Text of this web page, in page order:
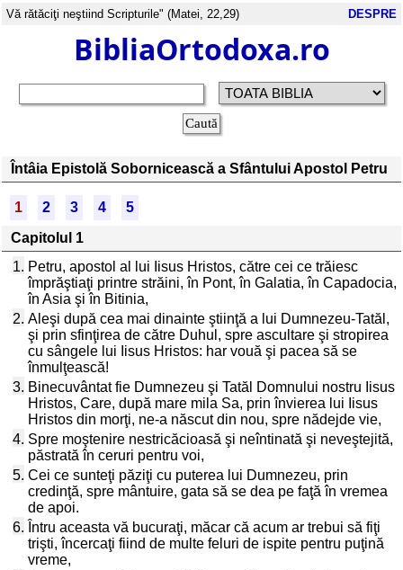
Vă rătăciţi neştiind Scripturile" (Matei, 22,29) DESPRE
BibliaOrtodoxa.ro
Întâia Epistolă Sobornicească a Sfântului Apostol Petru
1 2 3 4
5
Capitolul 1
1. Petru, apostol al lui Iisus Hristos, către cei ce trăiesc
împrăştiaţi printre străini, în Pont, în Galatia, în Capadocia,
în Asia şi în Bitinia,
2. Aleşi după cea mai dinainte ştiinţă a lui Dumnezeu-Tatăl,
şi prin sfinţirea de către Duhul, spre ascultare şi stropirea
cu sângele lui Iisus Hristos: har vouă şi pacea să se
înmulţească!
3. Binecuvântat fie Dumnezeu şi Tatăl Domnului nostru Iisus
Hristos, Care, după mare mila Sa, prin învierea lui Iisus
Hristos din morţi, ne-a născut din nou, spre nădejde vie,
4. Spre moştenire nestricăcioasă şi neîntinată şi neveştejită,
păstrată în ceruri pentru voi,
5. Cei ce sunteţi păziţi cu puterea lui Dumnezeu, prin
credinţă, spre mântuire, gata să se dea pe faţă în vremea
de apoi.
6. Întru aceasta vă bucuraţi, măcar că acum ar trebui să fiţi
trişti, încercaţi fiind de multe feluri de ispite pentru puţină
vreme,